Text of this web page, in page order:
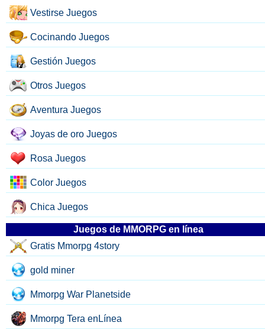
Vestirse Juegos
Cocinando Juegos
Gestión Juegos
Otros Juegos
Aventura Juegos
Joyas de oro Juegos
Rosa Juegos
Color Juegos
Chica Juegos
Juegos de MMORPG en línea
Gratis Mmorpg 4story
gold miner
Mmorpg War Planetside
Mmorpg Tera enLínea